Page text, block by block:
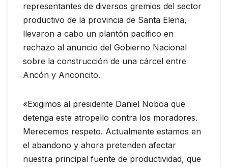
representantes de diversos gremios del sector
productivo de la provincia de Santa Elena,
llevaron a cabo un plantón pacífico en
rechazo al anuncio del Gobierno Nacional
sobre la construcción de una cárcel entre
Ancón y Anconcito.
«Exigimos al presidente Daniel Noboa que
detenga este atropello contra los moradores.
Merecemos respeto. Actualmente estamos en
el abandono y ahora pretenden afectar
nuestra principal fuente de productividad, que